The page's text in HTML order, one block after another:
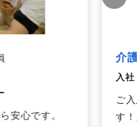
安心です。
介
入社
ご
す